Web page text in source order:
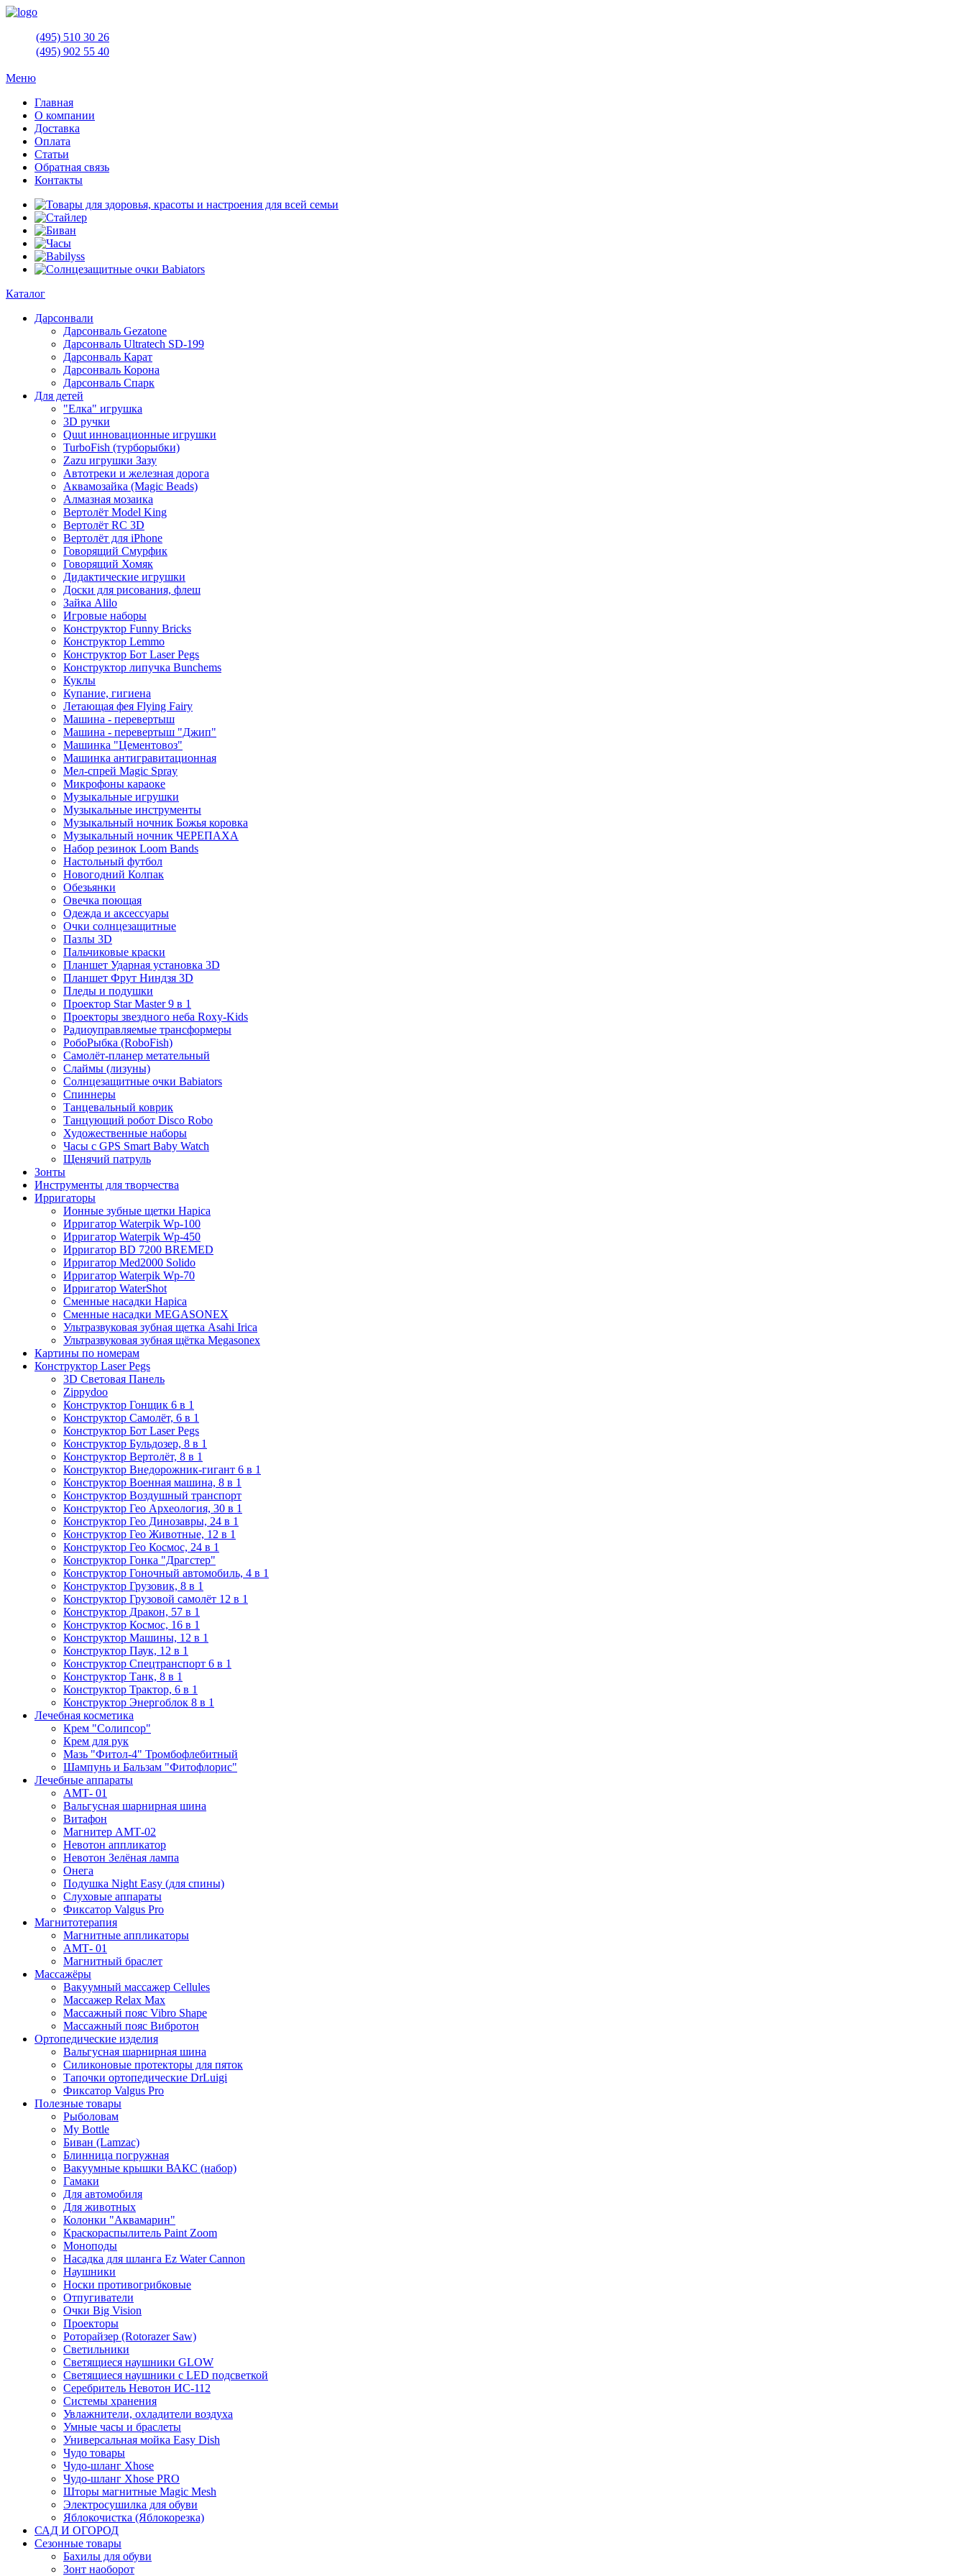
(495) 510 30 26
(495) 902 55 40
Меню
Главная
О компании
Доставка
Оплата
Статьи
Обратная связь
Контакты
Каталог
Дарсонвали
Дарсонваль Gezatone
Дарсонваль Ultratech SD-199
Дарсонваль Карат
Дарсонваль Корона
Дарсонваль Спарк
Для детей
"Елка" игрушка
3D ручки
Quut инновационные игрушки
TurboFish (турборыбки)
Zazu игрушки Зазу
Автотреки и железная дорога
Аквамозайка (Magic Beads)
Алмазная мозаика
Вертолёт Model King
Вертолёт RC 3D
Вертолёт для iPhone
Говорящий Смурфик
Говорящий Хомяк
Дидактические игрушки
Доски для рисования, флеш
Зайка Alilo
Игровые наборы
Конструктор Funny Bricks
Конструктор Lemmo
Конструктор Бот Laser Pegs
Конструктор липучка Bunchems
Куклы
Купание, гигиена
Летающая фея Flying Fairy
Машина - перевертыш
Машина - перевертыш "Джип"
Машинка "Цементовоз"
Машинка антигравитационная
Мел-спрей Magic Spray
Микрофоны караоке
Музыкальные игрушки
Музыкальные инструменты
Музыкальный ночник Божья коровка
Музыкальный ночник ЧЕРЕПАХА
Набор резинок Loom Bands
Настольный футбол
Новогодний Колпак
Обезьянки
Овечка поющая
Одежда и аксессуары
Очки солнцезащитные
Пазлы 3D
Пальчиковые краски
Планшет Ударная установка 3D
Планшет Фрут Ниндзя 3D
Пледы и подушки
Проектор Star Master 9 в 1
Проекторы звездного неба Roxy-Kids
Радиоуправляемые трансформеры
РобоРыбка (RoboFish)
Самолёт-планер метательный
Слаймы (лизуны)
Солнцезащитные очки Babiators
Спиннеры
Танцевальный коврик
Танцующий робот Disco Robo
Художественные наборы
Часы с GPS Smart Baby Watch
Щенячий патруль
Зонты
Инструменты для творчества
Ирригаторы
Ионные зубные щетки Hapica
Ирригатор Waterpik Wp-100
Ирригатор Waterpik Wp-450
Ирригатор BD 7200 BREMED
Ирригатор Med2000 Solido
Ирригатор Waterpik Wp-70
Ирригатор WaterShot
Сменные насадки Hapica
Сменные насадки MEGASONEX
Ультразвуковая зубная щетка Asahi Irica
Ультразвуковая зубная щётка Megasonex
Картины по номерам
Конструктор Laser Pegs
3D Световая Панель
Zippydoo
Конструктор Гонщик 6 в 1
Конструктор Cамолёт, 6 в 1
Конструктор Бот Laser Pegs
Конструктор Бульдозер, 8 в 1
Конструктор Вертолёт, 8 в 1
Конструктор Внедорожник-гигант 6 в 1
Конструктор Военная машина, 8 в 1
Конструктор Воздушный транспорт
Конструктор Гео Археология, 30 в 1
Конструктор Гео Динозавры, 24 в 1
Конструктор Гео Животные, 12 в 1
Конструктор Гео Космос, 24 в 1
Конструктор Гонка "Драгстер"
Конструктор Гоночный автомобиль, 4 в 1
Конструктор Грузовик, 8 в 1
Конструктор Грузовой самолёт 12 в 1
Конструктор Дракон, 57 в 1
Конструктор Космос, 16 в 1
Конструктор Машины, 12 в 1
Конструктор Паук, 12 в 1
Конструктор Спецтранспорт 6 в 1
Конструктор Танк, 8 в 1
Конструктор Трактор, 6 в 1
Конструктор Энергоблок 8 в 1
Лечебная косметика
Крем "Солипсор"
Крем для рук
Мазь "Фитол-4" Тромбофлебитный
Шампунь и Бальзам "Фитофлорис"
Лечебные аппараты
АМТ- 01
Вальгусная шарнирная шина
Витафон
Магнитер АМТ-02
Невотон аппликатор
Невотон Зелёная лампа
Онега
Подушка Night Easy (для спины)
Слуховые аппараты
Фиксатор Valgus Pro
Магнитотерапия
Магнитные аппликаторы
АМТ- 01
Магнитный браслет
Массажёры
Вакуумный массажер Cellules
Массажер Relax Max
Массажный пояс Vibro Shape
Массажный пояс Вибротон
Ортопедические изделия
Вальгусная шарнирная шина
Силиконовые протекторы для пяток
Тапочки ортопедические DrLuigi
Фиксатор Valgus Pro
Полезные товары
Рыболовам
My Bottle
Биван (Lamzac)
Блинница погружная
Вакуумные крышки ВАКС (набор)
Гамаки
Для автомобиля
Для животных
Колонки "Аквамарин"
Краскораспылитель Paint Zoom
Моноподы
Насадка для шланга Ez Water Cannon
Наушники
Носки противогрибковые
Отпугиватели
Очки Big Vision
Проекторы
Роторайзер (Rotorazer Saw)
Светильники
Светящиеся наушники GLOW
Светящиеся наушники с LED подсветкой
Серебритель Невотон ИС-112
Системы хранения
Увлажнители, охладители воздуха
Умные часы и браслеты
Универсальная мойка Easy Dish
Чудо товары
Чудо-шланг Xhose
Чудо-шланг Xhose PRO
Шторы магнитные Magic Mesh
Электросушилка для обуви
Яблокочистка (Яблокорезка)
САД И ОГОРОД
Сезонные товары
Бахилы для обуви
Зонт наоборот